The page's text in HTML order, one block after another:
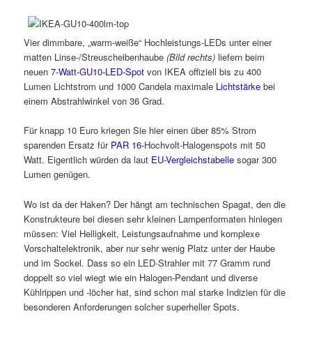
Vier dimmbare, „warm-weiße“ Hochleistungs-LEDs unter einer
matten Linse-/Streuscheibenhaube(Bild rechts) liefern beim
neuen7-Watt-GU10-LED-Spotvon IKEA offiziell bis zu 400
Lumen Lichtstrom und 1000 Candela maximale Lichtstärke bei
einem Abstrahlwinkel von 36 Grad.
Für knapp 10 Euro kriegen Sie hier einen über 85% Strom
sparenden Ersatz für PAR 16-Hochvolt-Halogenspots mit 50
Watt. Eigentlich würden da laut EU-Vergleichstabelle sogar 300
Lumen genügen.
Wo ist da der Haken? Der hängt am technischen Spagat, den die
Konstrukteure bei diesen sehr kleinen Lampenformaten hinlegen
müssen: Viel Helligkeit, Leistungsaufnahme und komplexe
Vorschaltelektronik, aber nur sehr wenig Platz unter der Haube
und im Sockel. Dass so ein LED-Strahler mit 77 Gramm rund
doppelt so viel wiegt wie ein Halogen-Pendant und diverse
Kühlrippen und -löcher hat, sind schon mal starke Indizien für die
besonderen Anforderungen solcher superheller Spots.